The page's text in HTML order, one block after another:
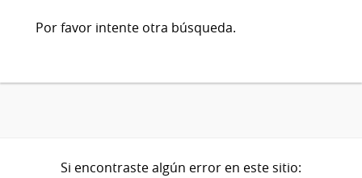
Por favor intente otra búsqueda.
Si encontraste algún error en este sitio: